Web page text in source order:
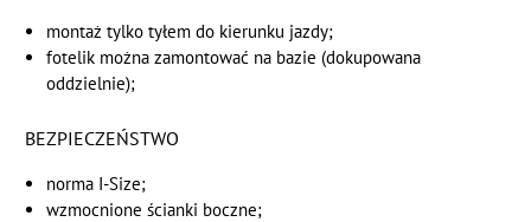
montaż tylko tyłem do kierunku jazdy;
fotelik można zamontować na bazie (dokupowana
oddzielnie);
BEZPIECZEŃSTWO
norma I-Size;
wzmocnione ścianki boczne;